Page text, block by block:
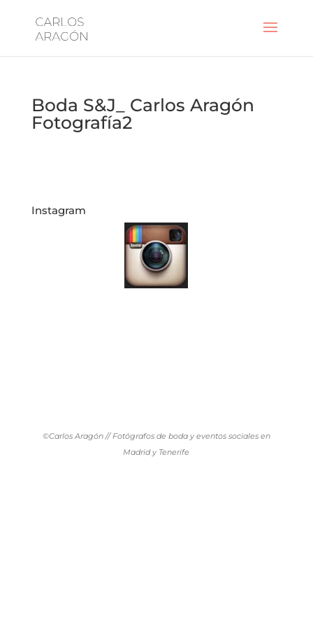
Boda S&J_ Carlos Aragón
Fotografía2
Instagram
©Carlos Aragón // Fotógrafos de boda y eventos sociales en
Madrid y Tenerife